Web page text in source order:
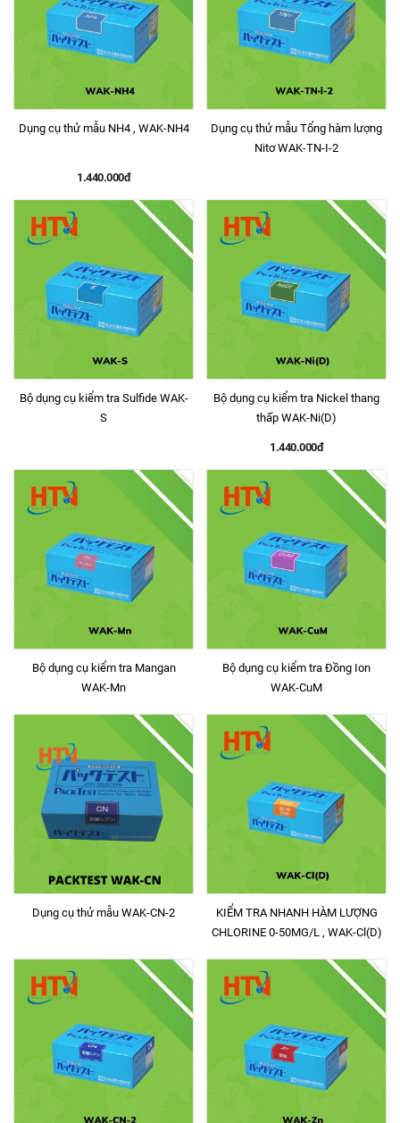
Dụng cụ thử mẫu NH4 , WAK-NH4
1.440.000đ
Dụng cụ thử mẫu Tổng hàm lượng
Nitơ WAK-TN-I-2
Bộ dụng cụ kiểm tra Sulfide WAK-
S
Bộ dụng cụ kiểm tra Nickel thang
thấp WAK-Ni(D)
1.440.000đ
Bộ dụng cụ kiểm tra Mangan
WAK-Mn
Bộ dụng cụ kiểm tra Đồng Ion
WAK-CuM
Dụng cụ thử mẫu WAK-CN-2
KIỂM TRA NHANH HÀM LƯỢNG
CHLORINE 0-50MG/L , WAK-Cl(D)